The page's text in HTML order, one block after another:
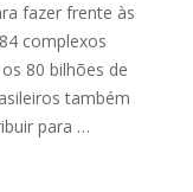
fazer frente às
complexos
80 bilhões de
também
para …